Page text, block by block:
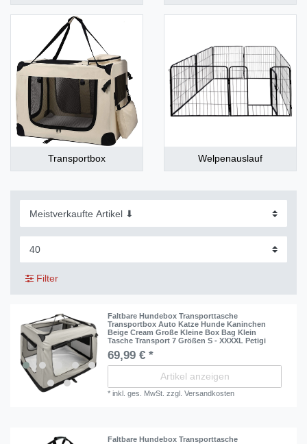
Transportbox Welpenauslauf
Filter
Faltbare Hundebox Transporttasche
Transportbox Auto Katze Hunde Kaninchen
Beige Cream Große Kleine Box Bag Klein
Tasche Transport 7 Größen S - XXXXL Petigi
69,99 € *
Artikel anzeigen
*inkl. ges. MwSt. zzgl.Versandkosten
Faltbare Hundebox Transporttasche